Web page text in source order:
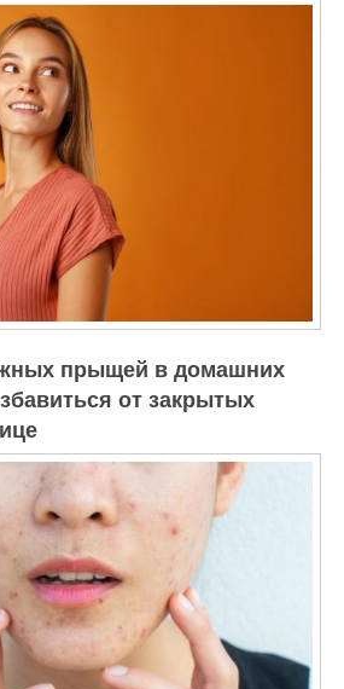
прыщей в домашних
от закрытых